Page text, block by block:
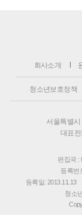
회사소개
청소년보호정책
서울특별
대표
편집국 :
등록번
등록일: 2013.11.13
청소